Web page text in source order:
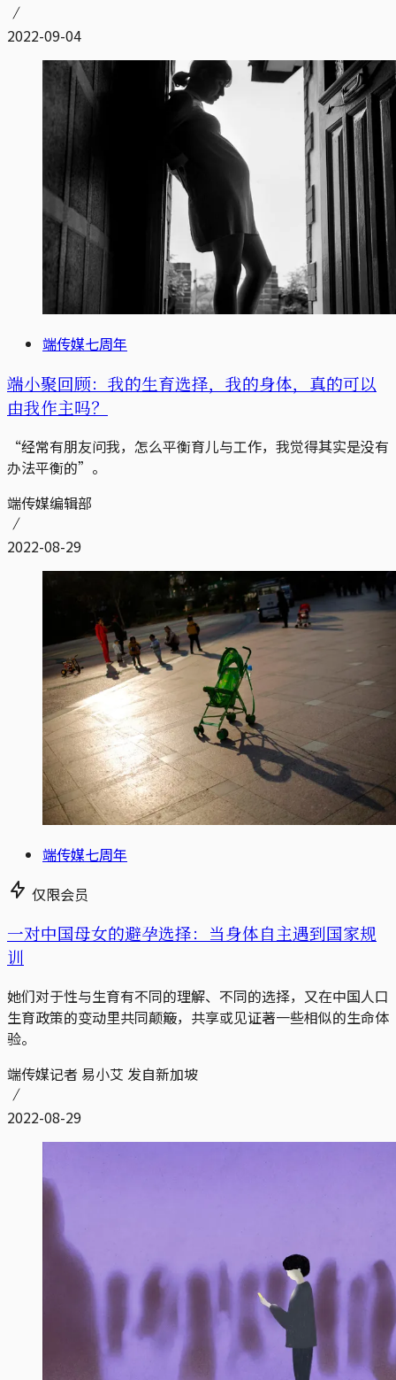
2022-09-04
端传媒七周年
端小聚回顾：我的生育选择，我的身体，真的可以
由我作主吗？
“经常有朋友问我，怎么平衡育儿与工作，我觉得其实是没有
办法平衡的”。
端传媒编辑部
2022-08-29
端传媒七周年
仅限会员
一对中国母女的避孕选择：当身体自主遇到国家规
训
她们对于性与生育有不同的理解、不同的选择，又在中国人口
生育政策的变动里共同颠簸，共享或见证著一些相似的生命体
验。
端传媒记者 易小艾 发自新加坡
2022-08-29